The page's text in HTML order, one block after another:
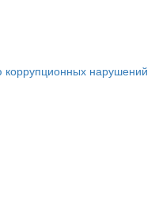
коррупционных нарушений